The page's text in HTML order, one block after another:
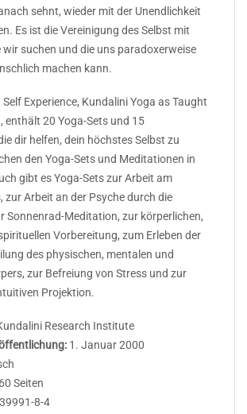
sehnt, wieder mit der Unendlichkeit
Es ist die Vereinigung des Selbst mit
wir suchen und die uns paradoxerweise
machen kann.
Experience, Kundalini Yoga as Taught
enthält 20 Yoga-Sets und 15
dir helfen, dein höchstes Selbst zu
den Yoga-Sets und Meditationen in
gibt es Yoga-Sets zur Arbeit am
zur Arbeit an der Psyche durch die
Sonnenrad-Meditation, zur körperlichen,
Vorbereitung, zum Erleben der
des physischen, mentalen und
zur Befreiung von Stress und zur
Projektion.
Research Institute
1. Januar 2000
60 Seiten
8-4